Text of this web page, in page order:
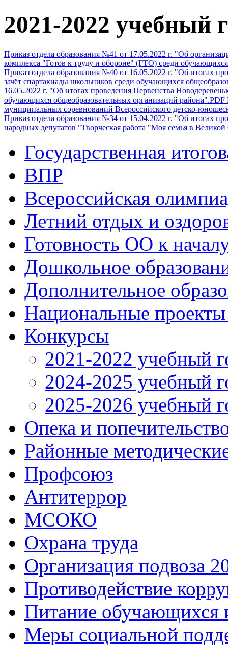
2021-2022 учебный
Приказ отдела образования №41 от 17.05.2022 г. "Об
комплекса "Готов к труду и обороне" (ГТО) среди
Приказ отдела образования №40 от 16.05.2022 г. "Об итогах
зачёт спартакиады школьников среди обучающихся
16.05.2022 г. "Об итогах проведения Первенства
обучающихся общеобразовательных организаций района".PDF
муниципальных соревнований Всероссийского детско-
Приказ отдела образования №34 от 15.04.2022 г. "Об итогах
народных депутатов "Творческая работа "Моя семья в
Государственная
ВПР
Всероссийская
Летний отдых и
Готовность ОО к
Дошкольное
Дополнительное
Национальные
Конкурсы
2021-2022 учебный
2024-2025 учебный
2025-2026 учебный
Опека и
Районные
Профсоюз
Антитеррор
МСОКО
Охрана труда
Организация подвоза
Противодействие
Питание обучающихся
Меры социальной